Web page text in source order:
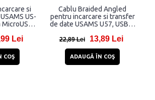
si
US-
MicroUSB,
Lei
COŞ
Cablu Braided Angled
pentru incarcare si transfer
de date USAMS U57, USB-A
Verde
22,89 Lei 13,89 Lei
ADAUGĂ ÎN COŞ